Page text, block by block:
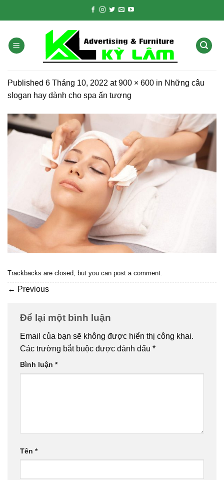
Published 6 Tháng 10, 2022 at900 × 600 in Những câu
slogan hay dành cho spa ấn tượng
Trackbacks are closed, but you can post a comment.
← Previous
Để lại một bình luận
Email của bạn sẽ không được hiển thị công khai.
Các trường bắt buộc được đánh dấu *
Bình luận *
Tên *